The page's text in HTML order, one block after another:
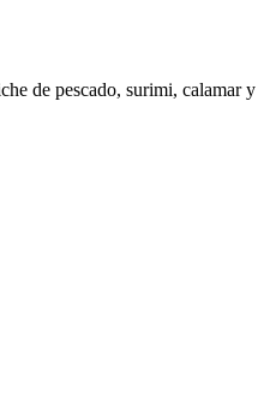
de pescado, surimi, calamar y